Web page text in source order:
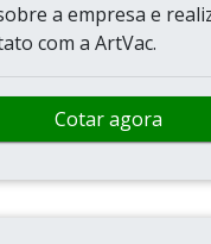
a empresa e
com a ArtVac.
Cotar agora